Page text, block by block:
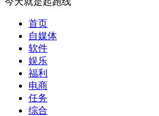
首页
自媒体
软件
娱乐
福利
电商
任务
综合